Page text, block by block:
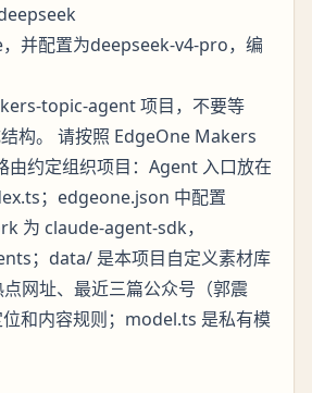
并配置为deepseek-v4-pro，编
topic-agent 项目，不要等
构。 请按照 EdgeOne Makers
由约定组织项目：Agent 入口放在
；edgeone.json 中配置
为 claude-agent-sdk，
；data/ 是本项目自定义素材库
网址、最近三篇公众号（郭震
和内容规则；model.ts 是私有模